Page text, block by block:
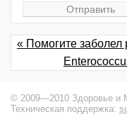
« Помогите заболел
© 2009—2010 Здоровье и
Техническая поддержка: